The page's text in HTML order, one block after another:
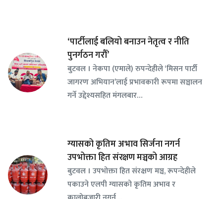
‘पार्टीलाई बलियो बनाउन नेतृत्व र नीति
पुनर्गठन गरौँ’
बुटवल । नेकपा (एमाले) रुपन्देहीले ‘मिसन पार्टी
जागरण अभियान’लाई प्रभावकारी रूपमा सञ्चालन
गर्ने उद्देश्यसहित मंगलबार…
ग्यासको कृतिम अभाव सिर्जना नगर्न
उपभोक्ता हित संरक्षण मञ्चको आग्रह
बुटवल । उपभोक्ता हित संरक्षण मञ्च, रूपन्देहीले
पकाउने एलपी ग्यासको कृतिम अभाव र